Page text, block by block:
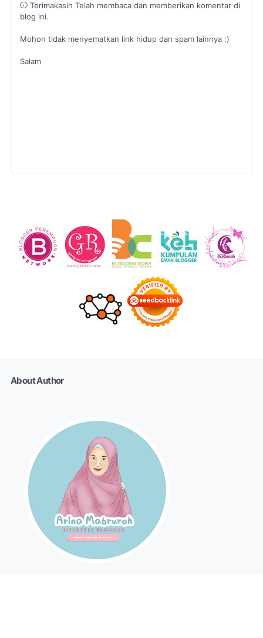
Terimakasih Telah membaca dan memberikan komentar di
blog ini.
Mohon tidak menyematkan link hidup dan spam lainnya :)
Salam
About Author